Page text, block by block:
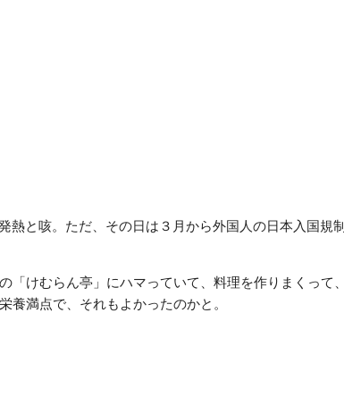
と咳。ただ、その日は３月から外国人の日本入国規制
けむらん亭」にハマっていて、料理を作りまくって、
養満点で、それもよかったのかと。